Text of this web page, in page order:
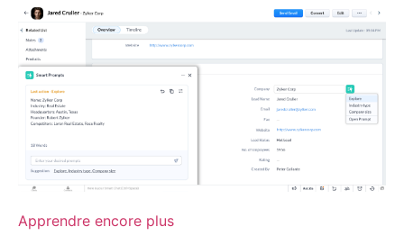
Apprendre encore plus